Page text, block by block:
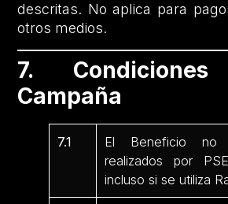
descritas. No aplica para
otros medios.
7.
Campaña
7.1
El Beneficio no
realizados por
incluso si se utiliza